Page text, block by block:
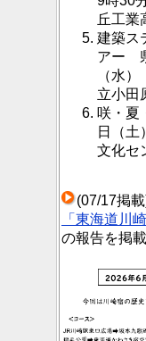
丘工業
建築ス
アー
（水
立小田
咲・
日（
文化セ
(07/17掲
「東海道川
の報告を掲